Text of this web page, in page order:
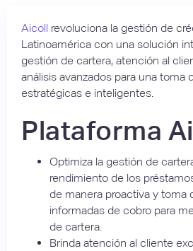
Aicoll revoluciona la gestión de
Latinoamérica con una solución
gestión de cartera, atención al
análisis avanzados para una toma
estratégicas e inteligentes.
Plataforma
Optimiza la gestión de
rendimiento de los
de manera proactiva y toma
informadas de cobro para
de cartera.
Brinda atención al cliente